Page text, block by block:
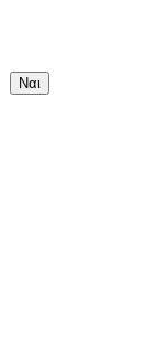
Ναι